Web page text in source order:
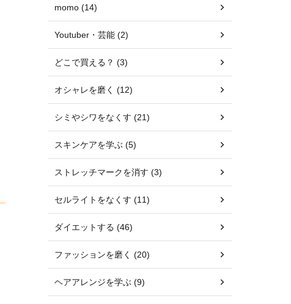
momo (14)
Youtuber・芸能 (2)
どこで買える？ (3)
オシャレを磨く (12)
シミやシワをなくす (21)
スキンケアを学ぶ (5)
ストレッチマークを消す (3)
セルライトをなくす (11)
ダイエットする (46)
ファッションを磨く (20)
ヘアアレンジを学ぶ (9)